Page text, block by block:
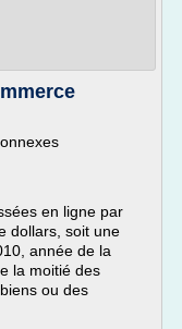
en ligne par
dollars, soit une
année de la
la moitié des
ou des